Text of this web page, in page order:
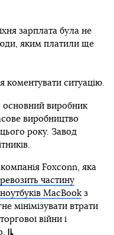
зарплата була не
яким платили ще
коментувати ситуацію.
основний виробник
виробництво
року. Завод
Foxconn, яка
частину
MacBookз
мінімізувати втрати
війни і